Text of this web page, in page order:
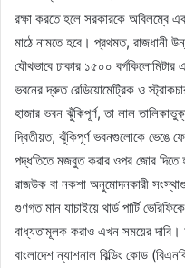
রক্ষা করতে হলে সরকারকে অবিলম্বে
মাঠে নামতে হবে। প্রথমত, রাজধানী
যৌথভাবে ঢাকার ১৫০০
ভবনের দ্রুত রেডিয়োমেট্রিক ও
হাজার ভবন ঝুঁকিপূর্ণ, তা লাল
দ্বিতীয়ত, ঝুঁকিপূর্ণ ভবনগুলোকে ভেঙে
পদ্ধতিতে মজবুত করার ওপর জোর দিতে
রাজউক বা নকশা অনুমোদনকারী
গুণগত মান যাচাইয়ে থার্ড পার্টি
বাধ্যতামূলক করাও এখন সময়ের দাবি।
বাংলাদেশ ন্যাশনাল বিল্ডিং কোড